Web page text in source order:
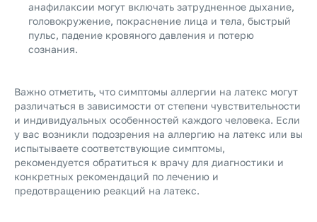
анафилаксии могут включать затрудненное дыхание,
головокружение, покраснение лица и тела, быстрый
пульс, падение кровяного давления и потерю
сознания.
Важно отметить, что симптомы аллергии на латекс могут
различаться в зависимости от степени чувствительности
и индивидуальных особенностей каждого человека. Если
у вас возникли подозрения на аллергию на латекс или вы
испытываете соответствующие симптомы,
рекомендуется обратиться к врачу для диагностики и
конкретных рекомендаций по лечению и
предотвращению реакций на латекс.